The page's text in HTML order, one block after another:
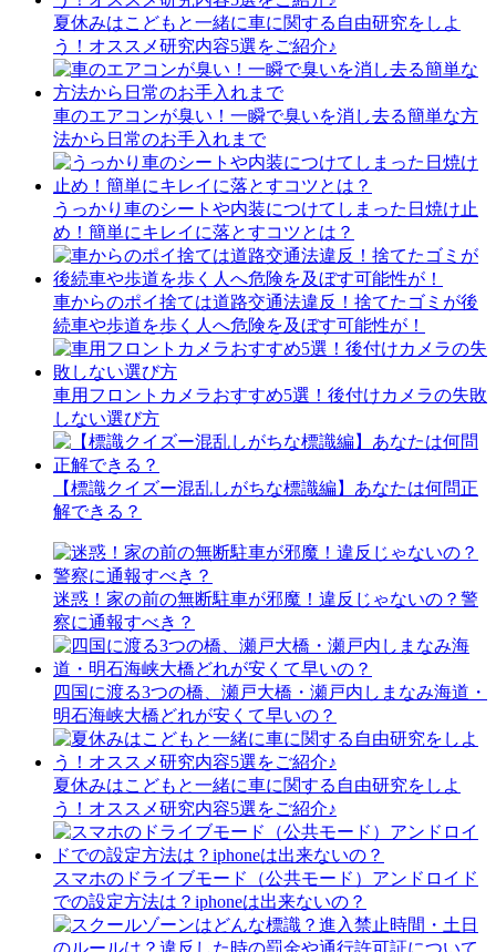
夏休みはこどもと一緒に車に関する自由研究をしよ
う！オススメ研究内容5選をご紹介♪
車のエアコンが臭い！一瞬で臭いを消し去る簡単な方
法から日常のお手入れまで
うっかり車のシートや内装につけてしまった日焼け止
め！簡単にキレイに落とすコツとは？
車からのポイ捨ては道路交通法違反！捨てたゴミが後
続車や歩道を歩く人へ危険を及ぼす可能性が！
車用フロントカメラおすすめ5選！後付けカメラの失敗
しない選び方
【標識クイズー混乱しがちな標識編】あなたは何問正
解できる？
迷惑！家の前の無断駐車が邪魔！違反じゃないの？警
察に通報すべき？
四国に渡る3つの橋、瀬戸大橋・瀬戸内しまなみ海道・
明石海峡大橋どれが安くて早いの？
夏休みはこどもと一緒に車に関する自由研究をしよ
う！オススメ研究内容5選をご紹介♪
スマホのドライブモード（公共モード）アンドロイド
での設定方法は？iphoneは出来ないの？